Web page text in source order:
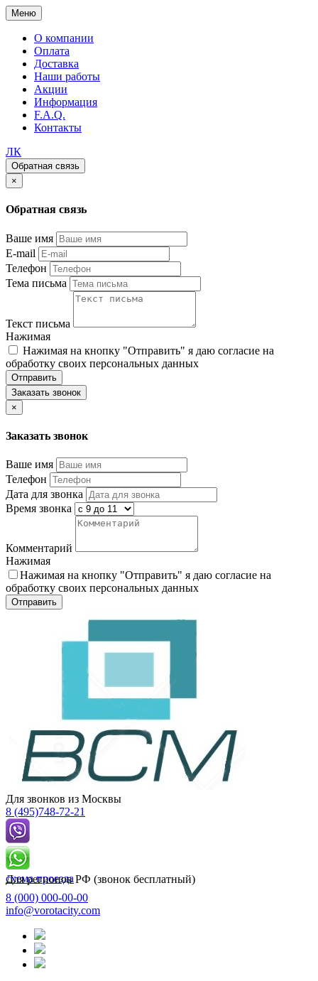
Меню
О компании
Оплата
Доставка
Наши работы
Акции
Информация
F.A.Q.
Контакты
ЛК
Обратная связь
×
Обратная связь
Ваше имя
E-mail
Телефон
Тема письма
Текст письма
Нажимая
Нажимая на кнопку "Отправить" я даю согласие на
обработку своих персональных данных
Отправить
Заказать звонок
×
Заказать звонок
Ваше имя
Телефон
Дата для звонка
Время звонка
Комментарий
Нажимая
Нажимая на кнопку "Отправить" я даю согласие на
обработку своих персональных данных
Отправить
Для звонков из Москвы
8 (495)748-72-21
схема проезда
Для регионов РФ (звонок бесплатный)
8 (000) 000-00-00
info@vorotacity.com